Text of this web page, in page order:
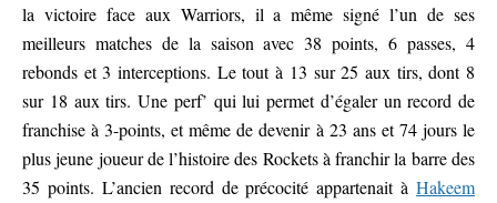
la victoire face aux Warriors, il a même signé l’un de ses
meilleurs matches de la saison avec 38 points, 6 passes, 4
rebonds et 3 interceptions. Le tout à 13 sur 25 aux tirs, dont 8
sur 18 aux tirs. Une perf’ qui lui permet d’égaler un record de
franchise à 3-points, et même de devenir à 23 ans et 74 jours le
plus jeune joueur de l’histoire des Rockets à franchir la barre des
35 points. L’ancien record de précocité appartenait à Hakeem